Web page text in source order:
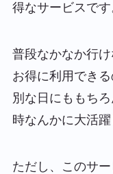
得なサービスです
普段なかなか行
お得に利用でき
別な日にももち
時なんかに大活躍
ただし、このサ